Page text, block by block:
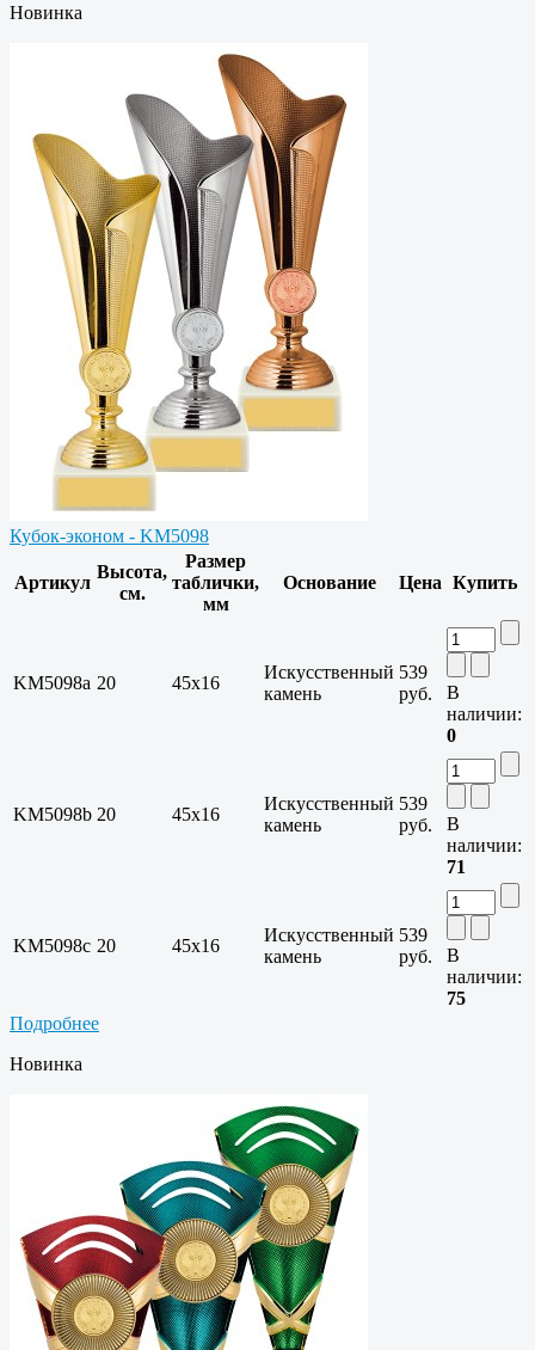
Новинка
Кубок-эконом - KM5098
Артикул
Высота,
см.
Размер
таблички,
мм
Основание Цена Купить
KM5098a 20 45x16
Искусственный
камень
539
руб.
В
наличии:
0
KM5098b 20 45x16
Искусственный
камень
539
руб.
В
наличии:
71
KM5098c 20 45x16
Искусственный
камень
539
руб.
В
наличии:
75
Подробнее
Новинка